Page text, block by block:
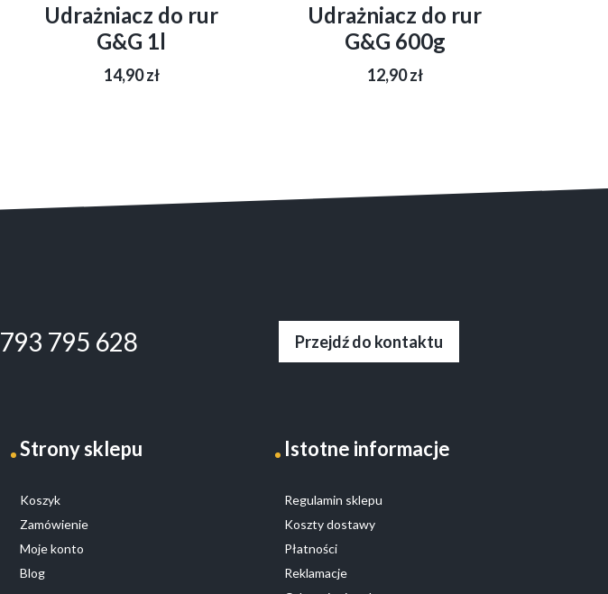
Udrażniacz do rur
G&G 1l
14,90zł
Udrażniacz do rur
G&G 600g
12,90zł
793 795 628 Przejdź do kontaktu
Strony sklepu
Koszyk
Zamówienie
Moje konto
Blog
Istotne informacje
Regulamin sklepu
Koszty dostawy
Płatności
Reklamacje